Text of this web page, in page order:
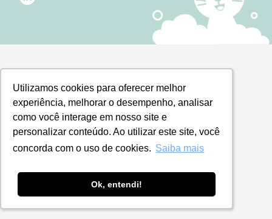
Utilizamos cookies para oferecer melhor
experiência, melhorar o desempenho, analisar
como você interage em nosso site e
personalizar conteúdo. Ao utilizar este site, você
concorda com o uso de cookies. Saiba mais
Ok, entendi!
Utilizamos cookies para oferecer melhor
experiência, melhorar o desempenho, analisar
como você interage em nosso site e
personalizar conteúdo. Ao utilizar este site, você
concorda com o uso de cookies. Saiba mais
Ok, entendi!